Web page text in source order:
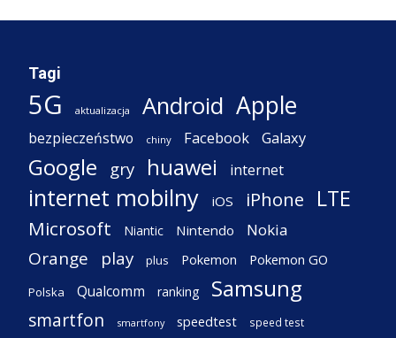
Tagi
5G aktualizacja Android Apple
bezpieczeństwo chiny Facebook Galaxy
Google gry huawei internet
internet mobilny iOS iPhone LTE
Microsoft Niantic Nintendo Nokia
Orange play plus Pokemon Pokemon GO
Polska Qualcomm ranking Samsung
smartfon smartfony speedtest speed test